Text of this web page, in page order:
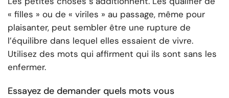
« filles » ou de « viriles » au passage, même pour
plaisanter, peut sembler être une rupture de
l’équilibre dans lequel elles essaient de vivre.
Utilisez des mots qui affirment qui ils sont sans les
enfermer.
Essayez de demander quels mots vous